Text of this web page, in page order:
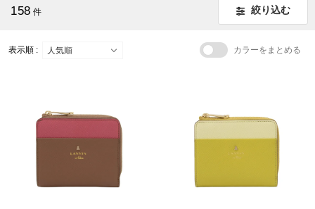
158 件 絞り込む
表示順 : カラーをまとめる